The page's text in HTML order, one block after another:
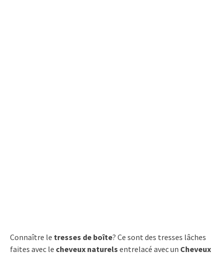
Connaître le tresses de boîte? Ce sont des tresses lâches
faites avec le cheveux naturels entrelacé avec un Cheveux